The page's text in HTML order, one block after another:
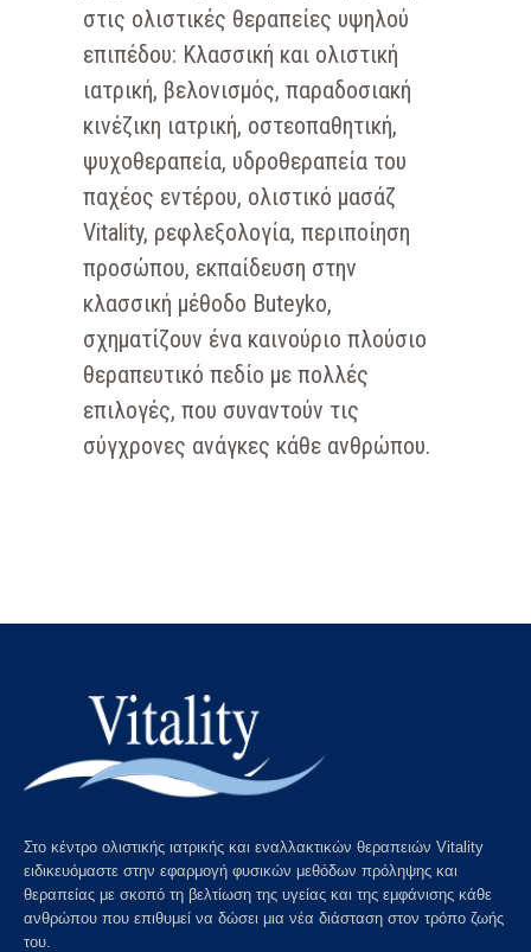
στις ολιστικές θεραπείες υψηλού
επιπέδου: Κλασσική και ολιστική
ιατρική, βελονισμός, παραδοσιακή
κινέζικη ιατρική, οστεοπαθητική,
ψυχοθεραπεία, υδροθεραπεία του
παχέος εντέρου, ολιστικό μασάζ
Vitality, ρεφλεξολογία, περιποίηση
προσώπου, εκπαίδευση στην
κλασσική μέθοδο Buteyko,
σχηματίζουν ένα καινούριο πλούσιο
θεραπευτικό πεδίο με πολλές
επιλογές, που συναντούν τις
σύγχρονες ανάγκες κάθε ανθρώπου.
Στo κέντρο ολιστικής ιατρικής και εναλλακτικών θεραπειών Vitality
ειδικευόμαστε στην εφαρμογή φυσικών μεθόδων πρόληψης και
θεραπείας με σκοπό τη βελτίωση της υγείας και της εμφάνισης κάθε
ανθρώπου που επιθυμεί να δώσει μια νέα διάσταση στον τρόπο ζωής
του.